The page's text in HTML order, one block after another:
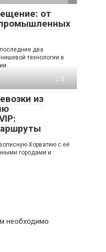
от
два
технологии в
0
из
Хорватию с её
городами и
необходимо